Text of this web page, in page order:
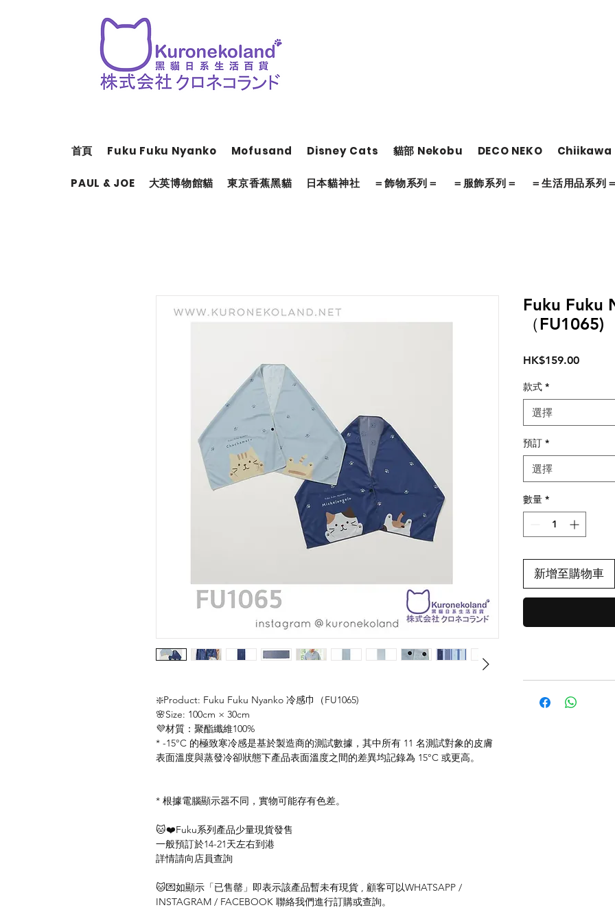
首頁 Fuku Fuku Nyanko Mofusand Disney Cats 貓部 Nekobu DECO NEKO Chiikawa
PAUL & JOE 大英博物館貓 東京香蕉黑貓 日本貓神社 ＝飾物系列＝ ＝服飾系列＝ ＝生活用品系列
❇️Product: Fuku Fuku Nyanko 冷感巾（FU1065)
🌸Size: 100cm × 30cm
💜材質：聚酯纖維100%
* -15°C 的極致寒冷感是基於製造商的測試數據，其中所有 11 名測試對象的皮膚
表面溫度與蒸發冷卻狀態下產品表面溫度之間的差異均記錄為 15°C 或更高。
* 根據電腦顯示器不同，實物可能存有色差。
🐱❤️Fuku系列產品少量現貨發售
一般預訂於14-21天左右到港
詳情請向店員查詢
🐱💌如顯示「已售罄」即表示該產品暫未有現貨 , 顧客可以WHATSAPP /
INSTAGRAM / FACEBOOK 聯絡我們進行訂購或查詢。
Fuku Fuku
（FU1065)
HK$159.00價
款式 *
選擇
預訂 *
選擇
數量 *
新增至購物車